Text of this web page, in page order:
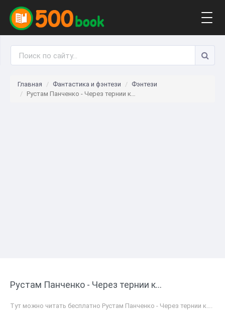
Главная Фантастика и фэнтези
Фэнтези
Рустам Панченко - Через тернии к…
Рустам Панченко - Через тернии к…
Тут можно читать бесплатно Рустам Панченко - Через тернии к….